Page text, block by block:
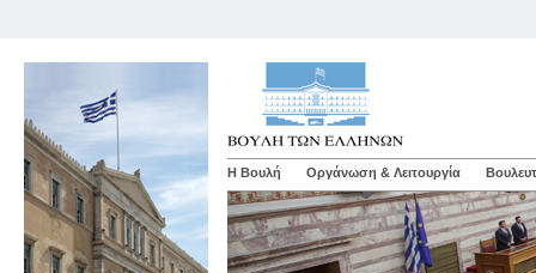
Η Βουλή Οργάνωση & Λειτουργία